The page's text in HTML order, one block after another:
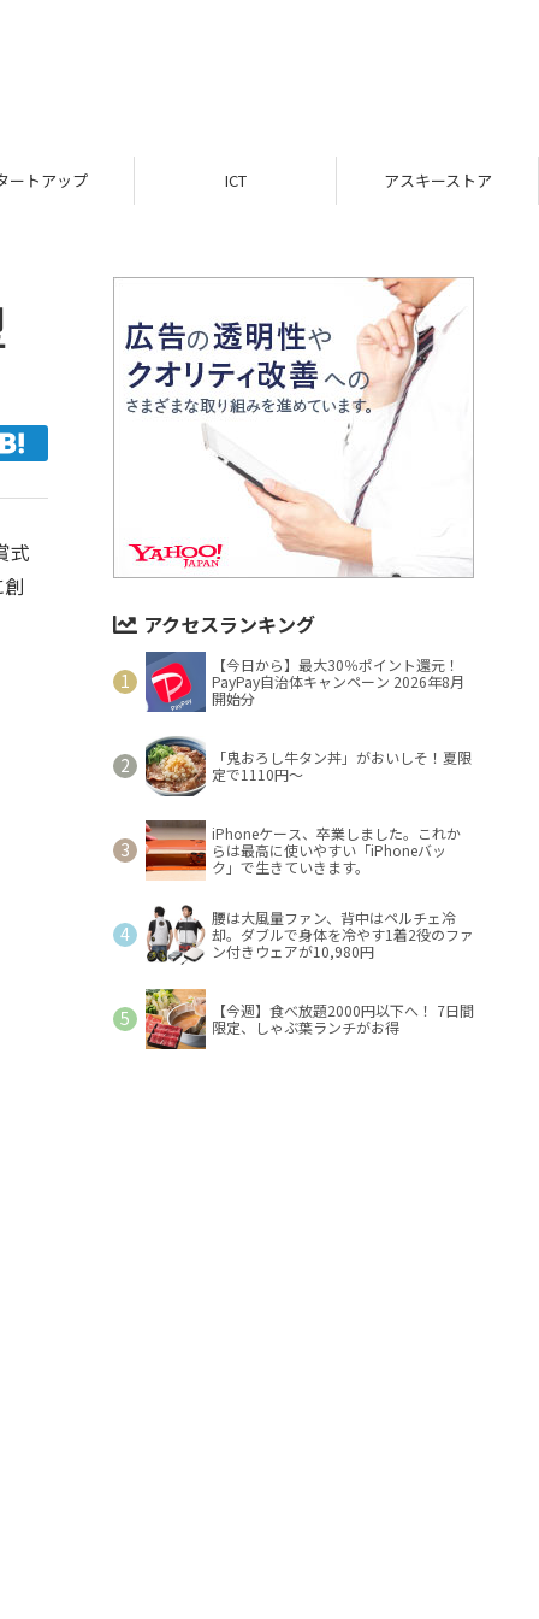
ートアップ ICT アスキーストア
式
アクセスランキング
【今日から】最大30％ポイント還元！
PayPay自治体キャンペーン 2026年8月
開始分
「鬼おろし牛タン丼」がおいしそ！夏限
定で1110円～
iPhoneケース、卒業しました。これか
らは最高に使いやすい「iPhoneバッ
ク」で生きていきます。
腰は大風量ファン、背中はペルチェ冷
却。ダブルで身体を冷やす1着2役のファ
ン付きウェアが10,980円
【今週】食べ放題2000円以下へ！ 7日間
限定、しゃぶ葉ランチがお得